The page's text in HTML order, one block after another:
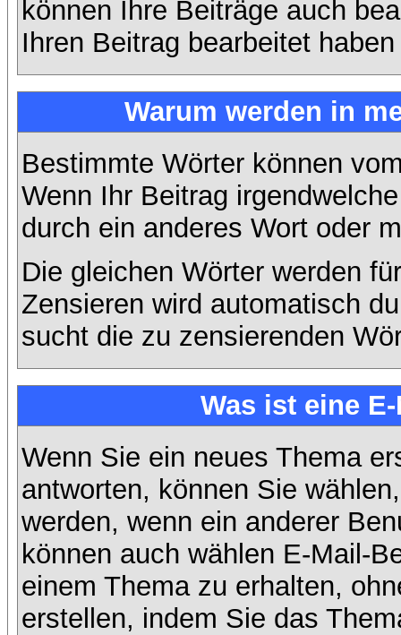
können Ihre Beiträge auch
Ihren Beitrag bearbeitet
Warum werden in
Bestimmte Wörter können
Wenn Ihr Beitrag
durch ein anderes Wort oder
Die gleichen Wörter werden
Zensieren wird automatisch
sucht die zu zensierenden
Was ist eine
Wenn Sie ein neues Thema
antworten, können Sie
werden, wenn ein anderer
können auch wählen E-Mail-
einem Thema zu erhalten,
erstellen, indem Sie das